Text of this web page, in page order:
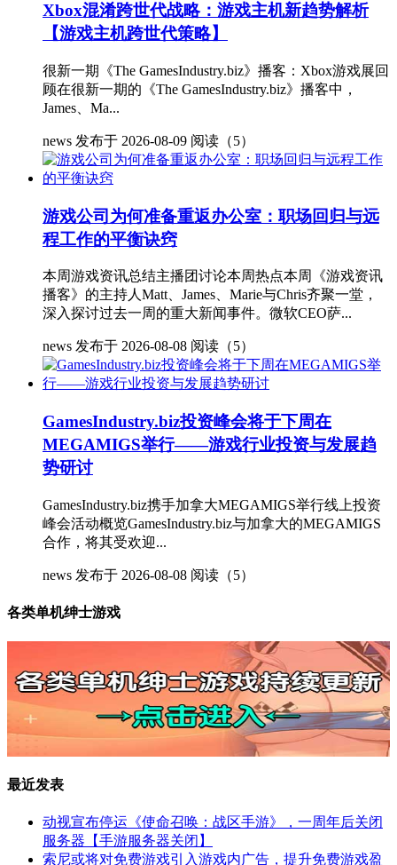
Xbox混淆跨世代战略：游戏主机新趋势解析
【游戏主机跨世代策略】
很新一期《The GamesIndustry.biz》播客：Xbox游戏展回
顾在很新一期的《The GamesIndustry.biz》播客中，
James、Ma...
news 发布于 2026-08-09 阅读（5）
游戏公司为何准备重返办公室：职场回归与远
程工作的平衡诀窍
本周游戏资讯总结主播团讨论本周热点本周《游戏资讯
播客》的主持人Matt、James、Marie与Chris齐聚一堂，
深入探讨过去一周的重大新闻事件。微软CEO萨...
news 发布于 2026-08-08 阅读（5）
GamesIndustry.biz投资峰会将于下周在
MEGAMIGS举行——游戏行业投资与发展趋
势研讨
GamesIndustry.biz携手加拿大MEGAMIGS举行线上投资
峰会活动概览GamesIndustry.biz与加拿大的MEGAMIGS
合作，将其受欢迎...
news 发布于 2026-08-08 阅读（5）
各类单机绅士游戏
最近发表
动视宣布停运《使命召唤：战区手游》，一周年后关闭
服务器【手游服务器关闭】
索尼或将对免费游戏引入游戏内广告，提升免费游戏盈